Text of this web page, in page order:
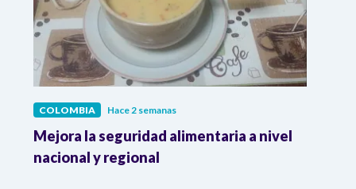
COLOMBIA Hace 2 semanas
Mejora la seguridad alimentaria a nivel
nacional y regional